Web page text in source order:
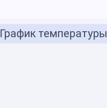
График температуры